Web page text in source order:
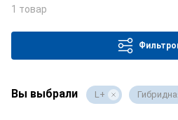
1 товар
Вы выбрали L+